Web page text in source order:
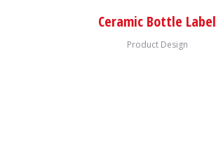
Ceramic Bottle Label
Product Design